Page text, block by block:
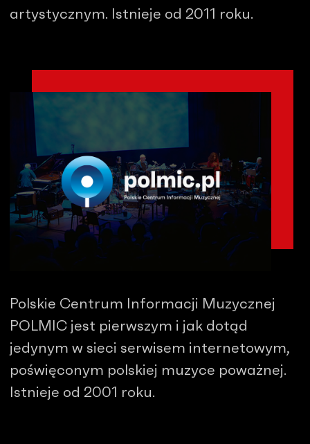
artystycznym. Istnieje od 2011 roku.
Polskie Centrum Informacji Muzycznej
POLMIC jest pierwszym i jak dotąd
jedynym w sieci serwisem internetowym,
poświęconym polskiej muzyce poważnej.
Istnieje od 2001 roku.